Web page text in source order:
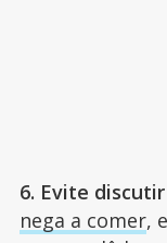
6. Evite
nega a comer,